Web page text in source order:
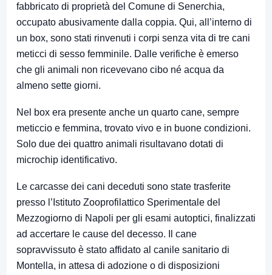
fabbricato di proprietà del Comune di Senerchia,
occupato abusivamente dalla coppia. Qui, all’interno di
un box, sono stati rinvenuti i corpi senza vita di tre cani
meticci di sesso femminile. Dalle verifiche è emerso
che gli animali non ricevevano cibo né acqua da
almeno sette giorni.
Nel box era presente anche un quarto cane, sempre
meticcio e femmina, trovato vivo e in buone condizioni.
Solo due dei quattro animali risultavano dotati di
microchip identificativo.
Le carcasse dei cani deceduti sono state trasferite
presso l’Istituto Zooprofilattico Sperimentale del
Mezzogiorno di Napoli per gli esami autoptici, finalizzati
ad accertare le cause del decesso. Il cane
sopravvissuto è stato affidato al canile sanitario di
Montella, in attesa di adozione o di disposizioni